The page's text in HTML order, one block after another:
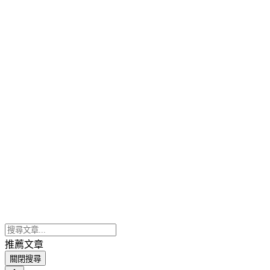
推薦文章
關閉搜尋